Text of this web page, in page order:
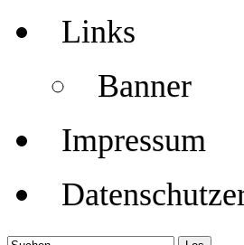
Links
Banner
Impressum